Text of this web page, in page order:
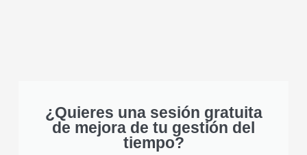
¿Quieres una sesión gratuita
de mejora de tu gestión del
tiempo?